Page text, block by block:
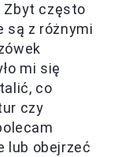
Zbyt często
są z różnymi
mi się
co
czy
lub obejrzeć